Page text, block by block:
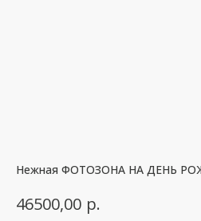
Нежная ФОТОЗОНА НА ДЕНЬ
46500,00 р.